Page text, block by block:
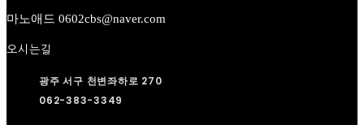
마노애드 0602cbs@naver.com
오시는길
광주 서구 천변좌하로 270
062-383-3349